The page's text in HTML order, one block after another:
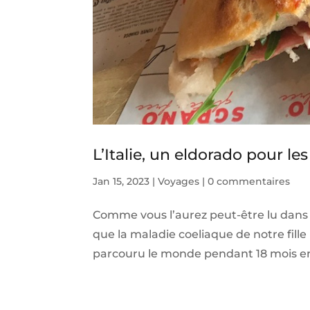
L’Italie, un eldorado pour
Jan 15, 2023 |Voyages |0 commentaires
Comme vous l’aurez peut-être lu
que la maladie coeliaque de notre
parcouru le monde pendant 18 mois